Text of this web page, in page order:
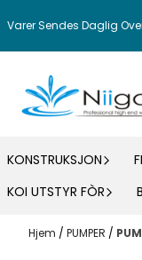
Hopp til innhold
Varer Sendes Daglig
KONSTRUKSJON
KOI UTSTYR FÒR
Hjem / PUMPER /